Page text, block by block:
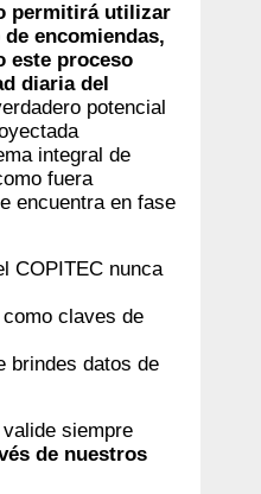
permitirá utilizar
encomiendas,
este proceso
diaria del
potencial
integral de
fuera
encuentra en fase
COPITEC nunca
claves de
brindes datos de
siempre
de nuestros